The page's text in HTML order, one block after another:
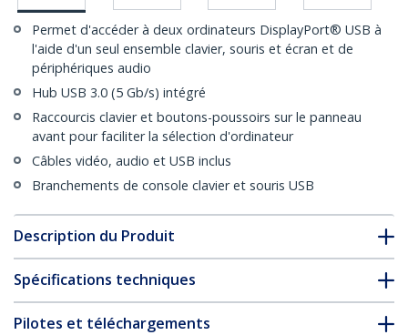
Permet d'accéder à deux ordinateurs DisplayPort® USB à
l'aide d'un seul ensemble clavier, souris et écran et de
périphériques audio
Hub USB 3.0 (5 Gb/s) intégré
Raccourcis clavier et boutons-poussoirs sur le panneau
avant pour faciliter la sélection d'ordinateur
Câbles vidéo, audio et USB inclus
Branchements de console clavier et souris USB
Description du Produit
Spécifications techniques
Pilotes et téléchargements